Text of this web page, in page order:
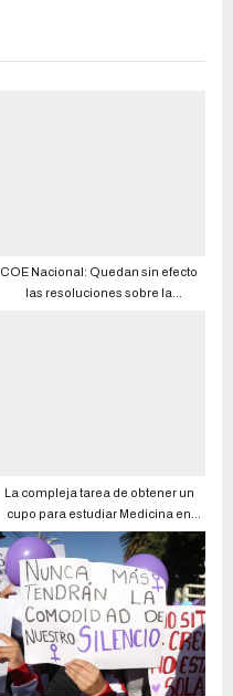
COE Nacional: Quedan sin efecto
las resoluciones sobre la
La compleja tarea de obtener un
cupo para estudiar Medicina en
universidades públicas